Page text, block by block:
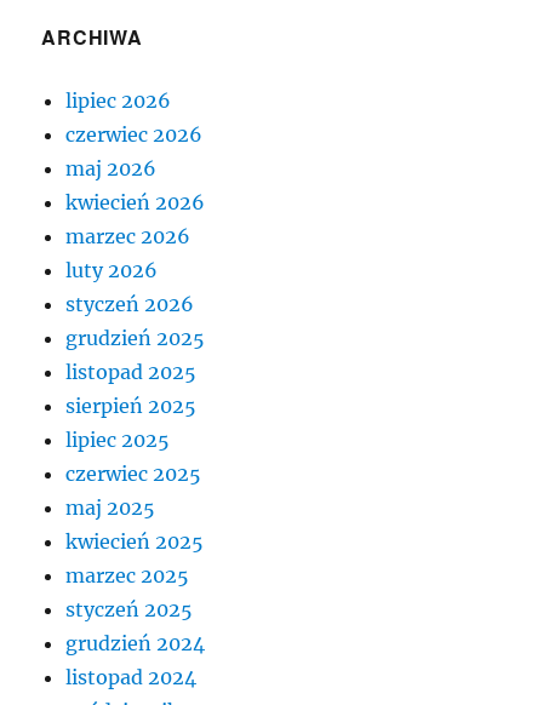
ARCHIWA
lipiec 2026
czerwiec 2026
maj 2026
kwiecień 2026
marzec 2026
luty 2026
styczeń 2026
grudzień 2025
listopad 2025
sierpień 2025
lipiec 2025
czerwiec 2025
maj 2025
kwiecień 2025
marzec 2025
styczeń 2025
grudzień 2024
listopad 2024